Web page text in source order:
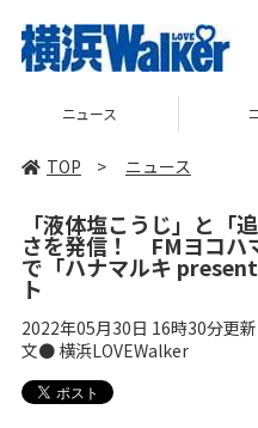
ニュース
TOP > ニュース
「液体塩こうじ」と「
さを発信！ FMヨコハ
で「ハナマルキ
ト
2022年05月30日 16時30分更新
文● 横浜LOVEWalker